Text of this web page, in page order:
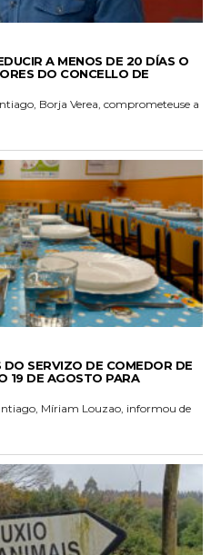
A MENOS DE 20 DÍAS O
DO CONCELLO DE
Borja Verea, comprometeuse a
SERVIZO DE COMEDOR DE
19 DE AGOSTO PARA
Míriam Louzao, informou de